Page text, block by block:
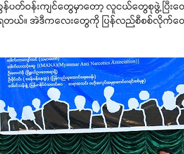
န်ပတ်ဝန်းကျင်တွေမှာတော့ လူငယ်တွေစုဖွဲ့ပြီ
ယ်။ အဲဒီကလေးတွေကို ပြန်လည်စီစစ်လိုက်တေ